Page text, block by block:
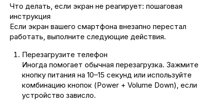
Что делать, если экран не реагирует: пошаговая
инструкция
Если экран вашего смартфона внезапно перестал
работать, выполните следующие действия.
Перезагрузите телефон
Иногда помогает обычная перезагрузка. Зажмите
кнопку питания на 10–15 секунд или используйте
комбинацию кнопок (Power + Volume Down), если
устройство зависло.